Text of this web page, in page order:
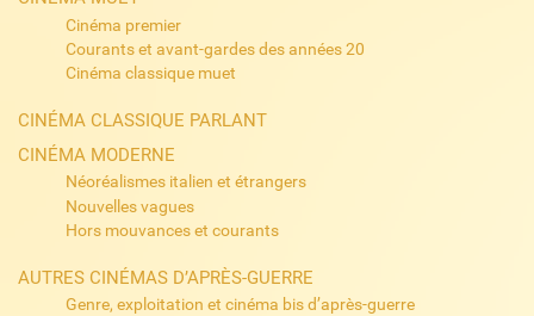
Cinéma premier
Courants et avant-gardes des années 20
Cinéma classique muet
CINÉMA CLASSIQUE PARLANT
CINÉMA MODERNE
Néoréalismes italien et étrangers
Nouvelles vagues
Hors mouvances et courants
AUTRES CINÉMAS D’APRÈS-GUERRE
Genre, exploitation et cinéma bis d’après-guerre